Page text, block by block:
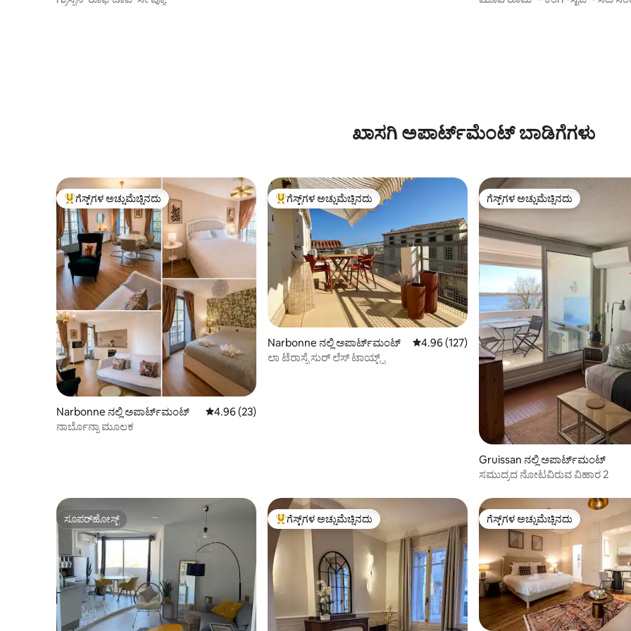
ಖಾಸಗಿ ಅಪಾರ್ಟ್‌ಮೆಂಟ್ ಬಾಡಿಗೆಗಳು
ಗೆಸ್ಟ್‌ಗಳಿಗೆ ಅತಿ ಹೆಚ್ಚು ಅಚ್ಚುಮೆಚ್ಚಿನದು
ಗೆಸ್ಟ್‌ಗಳ ಅಚ್ಚುಮೆಚ್ಚಿನದು
Narbonne ನಲ್ಲಿ ಅಪಾರ್ಟ್‌ಮಂಟ್ 5 ರಲ್ಲಿ 4.96 ಸರಾಸರಿ ರೇಟಿಂಗ್, 23 ವಿಮರ್ಶೆಗಳು
4.96 (23)
ನಾರ್ಬೊನ್ನಾ ಮೂಲಕ
ಗೆಸ್ಟ್‌ಗಳಿಗೆ ಅತಿ ಹೆಚ್ಚು ಅಚ್ಚುಮೆಚ್ಚಿನದು
ಗೆಸ್ಟ್‌ಗಳ ಅಚ್ಚುಮೆಚ್ಚಿನದು
Narbonne ನಲ್ಲಿ ಅಪಾರ್ಟ್‌ಮಂಟ್ 5 ರಲ್ಲಿ 4.96 ಸರಾಸರಿ ರೇಟಿಂಗ್, 127 ವಿಮರ್ಶೆಗಳು
4.96 (127)
ಲಾ ಟೆರಾಸ್ಸೆ ಸುರ್ ಲೆಸ್ ಟಾಯ್ಟ್ಸ್
ಗೆಸ್ಟ್‌ಗಳ ಅಚ್ಚುಮೆಚ್ಚಿನದು
ಗೆಸ್ಟ್‌ಗಳ ಅಚ್ಚುಮೆಚ್ಚಿನದು
Gruissan ನಲ್ಲಿ ಅಪಾರ್ಟ್‌ಮಂಟ್
ಸಮುದ್ರದ ನೋಟವಿರುವ ವಿಹಾರ 2
ಸೂಪರ್‌ಹೋಸ್ಟ್
ಸೂಪರ್‌ಹೋಸ್ಟ್ ಗೆಸ್ಟ್‌ಗಳಿಗೆ ಅತಿ ಹೆಚ್ಚು ಅಚ್ಚುಮೆಚ್ಚಿನದು
ಗೆಸ್ಟ್‌ಗಳ ಅಚ್ಚುಮೆಚ್ಚಿನದು ಗೆಸ್ಟ್‌ಗಳ ಅಚ್ಚುಮೆಚ್ಚಿನದು
ಗೆಸ್ಟ್‌ಗಳ ಅಚ್ಚುಮೆಚ್ಚಿನದು